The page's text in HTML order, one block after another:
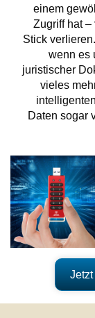
einem
Zugriff hat
Stick
wenn es
juristischer
vieles
Daten sogar